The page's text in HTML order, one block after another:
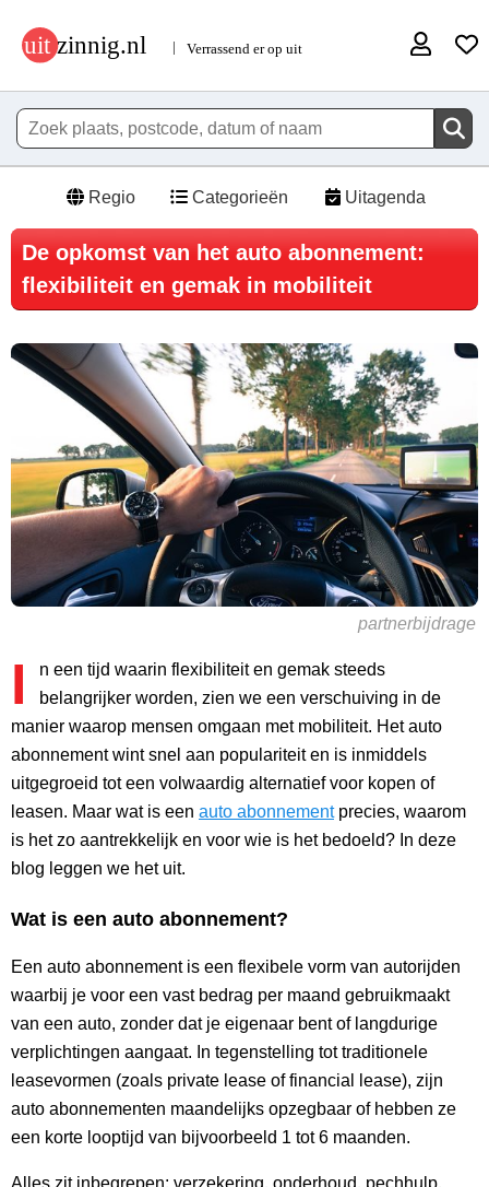
Regio Categorieën Uitagenda
De opkomst van het auto abonnement:
flexibiliteit en gemak in mobiliteit
partnerbijdrage
I
n een tijd waarin flexibiliteit en gemak steeds
belangrijker worden, zien we een verschuiving in de
manier waarop mensen omgaan met mobiliteit. Het auto
abonnement wint snel aan populariteit en is inmiddels
uitgegroeid tot een volwaardig alternatief voor kopen of
leasen. Maar wat is een auto abonnementprecies, waarom
is het zo aantrekkelijk en voor wie is het bedoeld? In deze
blog leggen we het uit.
Wat is een auto abonnement?
Een auto abonnement is een flexibele vorm van autorijden
waarbij je voor een vast bedrag per maand gebruikmaakt
van een auto, zonder dat je eigenaar bent of langdurige
verplichtingen aangaat. In tegenstelling tot traditionele
leasevormen (zoals private lease of financial lease), zijn
auto abonnementen maandelijks opzegbaar of hebben ze
een korte looptijd van bijvoorbeeld 1 tot 6 maanden.